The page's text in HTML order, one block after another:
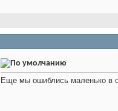
Еще мы ошиблись маленько в